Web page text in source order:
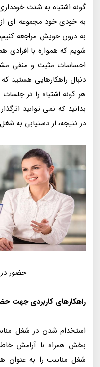
گونه اشتباه به شدت
به خودی خود مجموعه ای
به درون خویش مراجعه
شویم که همواره با افرادی
احساسات مثبت و منفی
دنبال راهکارهایی هستید
هر گونه اشتباه را در
بدانید که نمی توانید
در نتیجه، از دستیابی به
حضور
راهکارهای کاربردی جهت
استخدام شدن در شغل
بخش همراه با آرامش خاطر
شغل مناسب را به عنوان